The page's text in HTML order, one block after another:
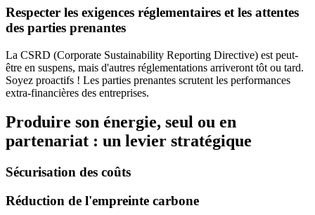
Respecter les exigences réglementaires et les attentes
des parties prenantes
La CSRD (Corporate Sustainability Reporting Directive) est peut-
être en suspens, mais d'autres réglementations arriveront tôt ou tard.
Soyez proactifs ! Les parties prenantes scrutent les performances
extra-financières des entreprises.
Produire son énergie, seul ou en
partenariat : un levier stratégique
Sécurisation des coûts
Réduction de l'empreinte carbone